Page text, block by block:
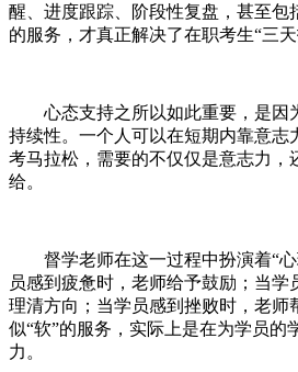
醒、进度跟踪、阶段性复盘，甚至包
的服务，才真正解决了在职考生“三
心态支持之所以如此重要，是因
持续性。一个人可以在短期内靠意志
考马拉松，需要的不仅仅是意志力，
给。
督学老师在这一过程中扮演着“
员感到疲惫时，老师给予鼓励；当学
理清方向；当学员感到挫败时，老师
似“软”的服务，实际上是在为学员的
力。